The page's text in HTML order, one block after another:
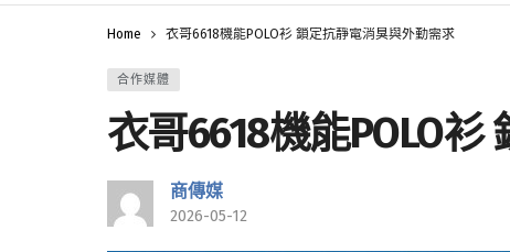
Home 衣哥6618機能POLO衫 鎖定抗靜電消臭與外勤需求
合作媒體
衣哥6618機能POLO
商傳媒
2026-05-12